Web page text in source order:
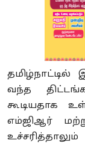
வந்த
கூடியதாக
எம்ஜிஆர்